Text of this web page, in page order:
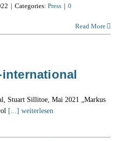
| Categories:Press | 0
Read More
Stuart Sillitoe, Mai 2021 „Markus
[...] weiterlesen